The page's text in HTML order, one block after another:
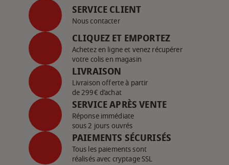
SERVICE CLIENT
Nous contacter
CLIQUEZ ET EMPORTEZ
Achetez en ligne et venez récupérer
votre colis en magasin
LIVRAISON
Livraison offerte à partir
de 299€ d’achat
SERVICE APRÈS VENTE
Réponse immédiate
sous 2 jours ouvrés
PAIEMENTS SÉCURISÉS
Tous les paiements sont
réalisés avec cryptage SSL